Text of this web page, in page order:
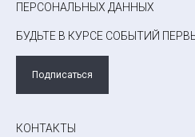
ПЕРСОНАЛЬНЫХ ДАННЫХ
БУДЬТЕ В КУРСЕ СОБЫТИЙ
Подписаться
КОНТАКТЫ